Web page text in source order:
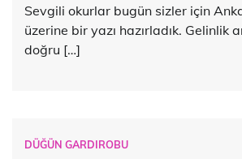
Sevgili okurlar bugün sizler için
üzerine bir yazı hazırladık. Gelinlik
doğru […]
DÜĞÜN GARDIROBU